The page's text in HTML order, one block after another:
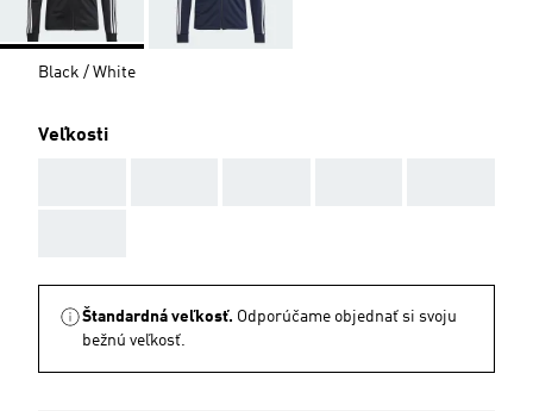
Black / White
Veľkosti
Štandardná veľkosť. Odporúčame objednať si svoju
bežnú veľkosť.